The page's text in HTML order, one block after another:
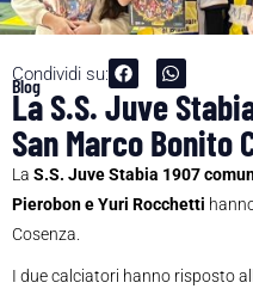
Condividi su:
Blog
La S.S. Juve
San Marco Bonito
La S.S. Juve Stabia 1907
Pierobon e Yuri Rocchetti
Cosenza.
I due calciatori hanno risposto